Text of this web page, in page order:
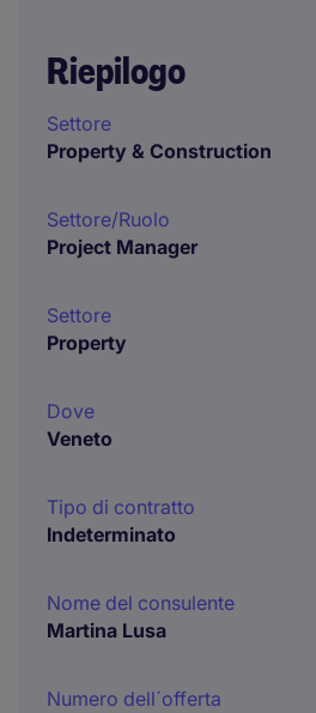
Riepilogo
Settore
Property & Construction
Settore/Ruolo
Project Manager
Settore
Property
Dove
Veneto
Tipo di contratto
Indeterminato
Nome del consulente
Martina Lusa
Numero dell´offerta